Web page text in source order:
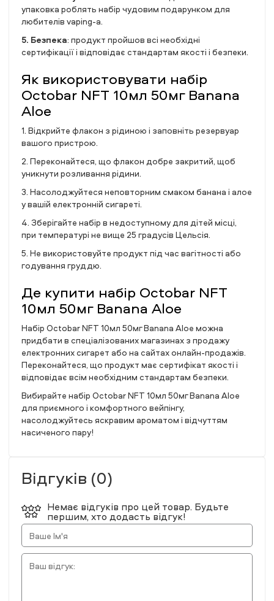
упаковка роблять набір чудовим подарунком для
любителів vaping-а.
5. Безпека: продукт пройшов всі необхідні
сертифікації і відповідає стандартам якості і безпеки.
Як використовувати набір
Octobar NFT 10мл 50мг Banana
Aloe
1. Відкрийте флакон з рідиною і заповніть резервуар
вашого пристрою.
2. Переконайтеся, що флакон добре закритий, щоб
уникнути розливання рідини.
3. Насолоджуйтеся неповторним смаком банана і алое
у вашій електронній сигареті.
4. Зберігайте набір в недоступному для дітей місці,
при температурі не вище 25 градусів Цельсія.
5. Не використовуйте продукт під час вагітності або
годування груддю.
Де купити набір Octobar NFT
10мл 50мг Banana Aloe
Набір Octobar NFT 10мл 50мг Banana Aloe можна
придбати в спеціалізованих магазинах з продажу
електронних сигарет або на сайтах онлайн-продажів.
Переконайтеся, що продукт має сертифікат якості і
відповідає всім необхідним стандартам безпеки.
Вибирайте набір Octobar NFT 10мл 50мг Banana Aloe
для приємного і комфортного вейпінгу,
насолоджуйтесь яскравим ароматом і відчуттям
насиченого пару!
Відгуків (0)
Немає відгуків про цей товар. Будьте
першим, хто додасть відгук!